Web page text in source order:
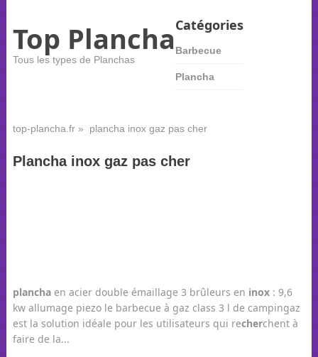
Top Plancha
Tous les types de Planchas
Catégories
Barbecue
Plancha
top-plancha.fr» plancha inox gaz pas cher
Plancha inox gaz pas cher
planchaen acier double émaillage 3 brûleurs en inox: 9,6
kw allumage piezo le barbecue à gaz class 3 l de campingaz
est la solution idéale pour les utilisateurs qui recherchent à
faire de la...